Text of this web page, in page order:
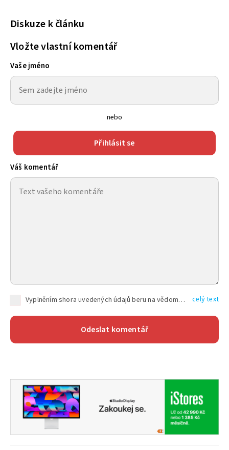
Diskuze k článku
Vložte vlastní komentář
Vaše jméno
nebo
Přihlásit se
Váš komentář
Vyplněním shora uvedených údajů beru na vědomí, že společnost TEXT FACTORY s.r.o., sídlem Brno, Durďákova 336/29, Černá Pole, PSČ: 613 00, IČ: 06157831, zapsané u Krajského soudu v Brně, oddíl C, vložka 100399, bude zpracovávat mé osobní údaje uvedené v rámci mnou vyplněného registračního formuláře na základě oprávněných zájmů TEXT FACTORY s.r.o. dle čl. 6 odst. 1 písm. f) GDPR a pro splnění právních povinností (čl. 6 odst. 1 písm. c) GDPR), a to pro tyto účely: nezbytnost zajistit oprávnění návštěvníka webových stránek provozovaných společností TEXT FACTORY s.r.o. přispívat aktivně ke zveřejněným článkům nebo v rámci diskusních fór a výkon práv TEXT FACTORY s.r.o. jako administrátora těchto diskusních fór. Více informací o zpracování osobních údajů a právech lze nalézt v celý text